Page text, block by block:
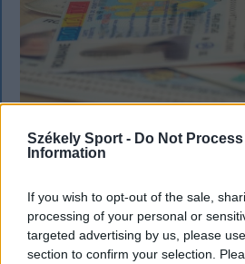
Székely Sport - Do Not
Information
If you wish to opt-out of the sale,
processing of your personal or
targeted advertising by us, please
section to confirm your selection.
Meddig használható
személyi?